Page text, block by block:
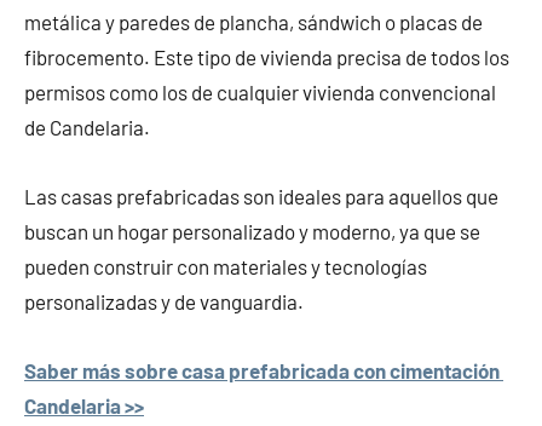
metálica y paredes de plancha, sándwich o placas de
fibrocemento. Este tipo de vivienda precisa de todos los
permisos como los de cualquier vivienda convencional
de Candelaria.
Las casas prefabricadas son ideales para aquellos que
buscan un hogar personalizado y moderno, ya que se
pueden construir con materiales y tecnologías
personalizadas y de vanguardia.
Saber más sobre casa prefabricada con cimentación
Candelaria >>